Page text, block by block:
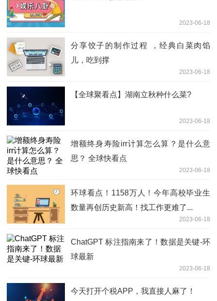
2023-06-18
分享饺子的制作过程 ，经典白菜肉馅
儿，吃到撑
2023-06-18
【全球聚看点】湖南立秋种什么菜?
2023-06-18
增额终身寿险irr计算怎么算？是什么意
思？ 全球快看点
2023-06-18
环球看点！1158万人！今年高校毕业生
数量再创历史新高！找工作更难了...
2023-06-18
ChatGPT 标注指南来了！数据是关键-环
球最新
2023-06-18
今天打开个税APP，我直接人麻了！